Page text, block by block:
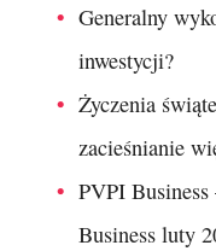
Generalny
inwestycji?
Życzenia
zacieśnianie
PVPI
Business luty